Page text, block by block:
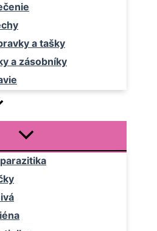
a tašky
a zásobníky